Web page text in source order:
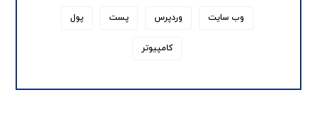
وب سایت وردپرس پست پول
کامپیوتر